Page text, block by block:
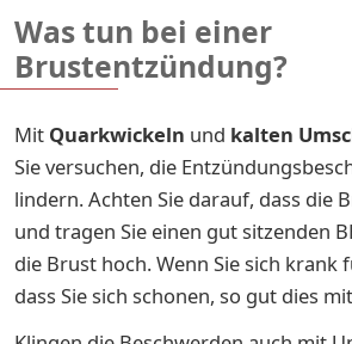
Was tun bei einer
Brustentzündung?
Mit Quarkwickeln und kalten
Sie versuchen, die
lindern. Achten Sie darauf, dass die
und tragen Sie einen gut sitzenden
die Brust hoch. Wenn Sie sich krank
dass Sie sich schonen, so gut dies